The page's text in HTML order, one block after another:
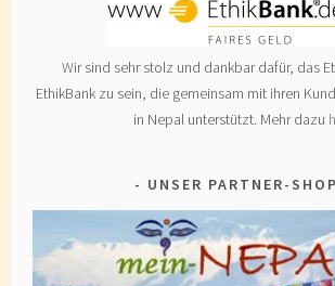
Wir sind sehr stolz und dankbar dafür, das
EthikBank zu sein, die gemeinsam mit ihren
in Nepal unterstützt. Mehr dazu
UNSER PARTNER-SHOP